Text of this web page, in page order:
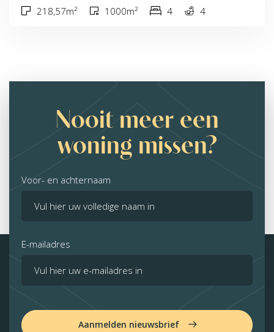
218,57m² 1000m² 4 4
Nooit meer een
woning missen?
Voor- en achternaam
E-mailadres
Aanmelden nieuwsbrief